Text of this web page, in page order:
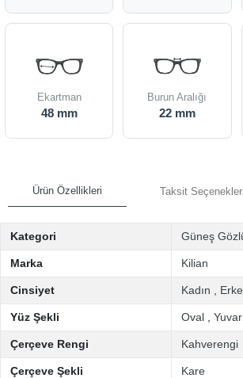
Ekartman
48 mm
Burun Aralığı
22 mm
Ürün Özellikleri Taksit Seçenekleri
Kategori Güneş
Marka Kilian
Cinsiyet Kadın
Yüz Şekli Oval
Çerçeve Rengi Kahverengi
Çerçeve Şekli Kare